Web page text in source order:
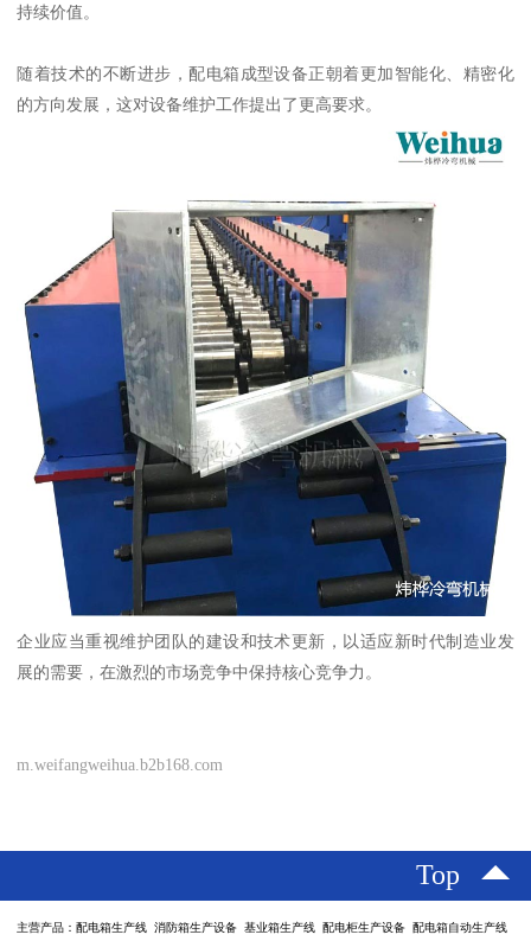
持续价值。
随着技术的不断进步，配电箱成型设备正朝着更加智能化、精密化
的方向发展，这对设备维护工作提出了更高要求。
企业应当重视维护团队的建设和技术更新，以适应新时代制造业发
展的需要，在激烈的市场竞争中保持核心竞争力。
m.weifangweihua.b2b168.com
Top
主营产品：配电箱生产线 消防箱生产设备 基业箱生产线 配电柜生产设备 配电箱自动生产线